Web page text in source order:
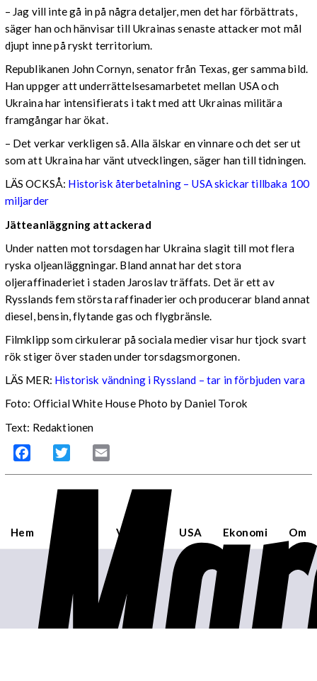
– Jag vill inte gå in på några detaljer, men det har förbättrats,
säger han och hänvisar till Ukrainas senaste attacker mot mål
djupt inne på ryskt territorium.
Republikanen John Cornyn, senator från Texas, ger samma bild.
Han uppger att underrättelsesamarbetet mellan USA och
Ukraina har intensifierats i takt med att Ukrainas militära
framgångar har ökat.
– Det verkar verkligen så. Alla älskar en vinnare och det ser ut
som att Ukraina har vänt utvecklingen, säger han till tidningen.
LÄS OCKSÅ: Historisk återbetalning – USA skickar tillbaka 100
miljarder
Jätteanläggning attackerad
Under natten mot torsdagen har Ukraina slagit till mot flera
ryska oljeanläggningar. Bland annat har det stora
oljeraffinaderiet i staden Jaroslav träffats. Det är ett av
Rysslands fem största raffinaderier och producerar bland annat
diesel, bensin, flytande gas och flygbränsle.
Filmklipp som cirkulerar på sociala medier visar hur tjock svart
rök stiger över staden under torsdagsmorgonen.
LÄS MER: Historisk vändning i Ryssland – tar in förbjuden vara
Foto: Official White House Photo by Daniel Torok
Text: Redaktionen
Facebook Twitter
Hem Världen USA Ekonomi Om